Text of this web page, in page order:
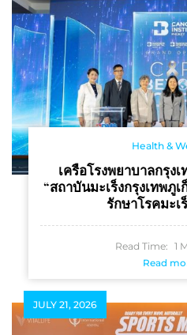
Health &
เครือโรงพยาบาลกรุง
“สถาบันมะเร็งกรุงเทพภู
รักษาโรคมะเ
Read Time: 1
Read
JULY 21, 2026